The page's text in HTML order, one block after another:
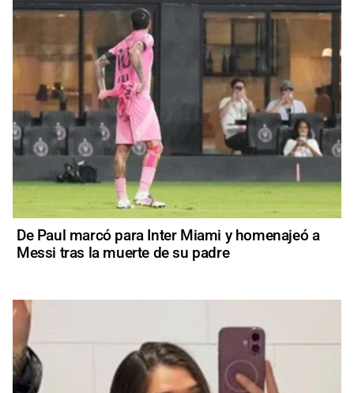
De Paul marcó para Inter Miami y homenajeó a
Messi tras la muerte de su padre